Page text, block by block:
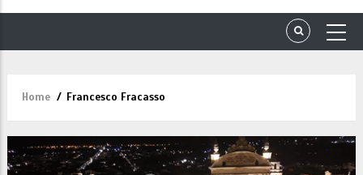
Briciole
di
pane
Home / Francesco Fracasso